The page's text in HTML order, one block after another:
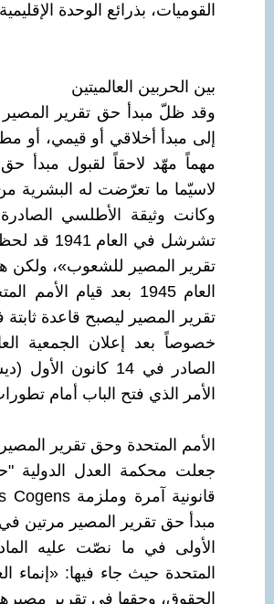
القوميات، بذرائع الوحدة
بين الحربين العالميتين
وقد ظلّ مبدأ حق تقرير المصير
إلى مبدأ أخلاقي أو قيمي، أو
مهماً مهّد لاحقاً لقبول مبدأ
وكانت وثيقة الأطلسي
تشرشل
تقرير المصير للشعوب»، ولكن
تقرير المصير ليصبح قاعدة ثابتة
الأمر الذي فتح الباب أمام
الأمم المتحدة وحق تقرير
جعلت محكمة العدل الدولية
مبدأ حق تقرير المصير مرتين في
الأولى في ما نصّت عليه
المتحدة حيث جاء فيها: «إنماء
الحقوق، وحقها في تقرير